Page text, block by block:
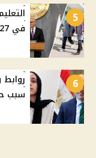
5
في 2026/2027 وتوضح نظام الحضور
6
سبب حصول